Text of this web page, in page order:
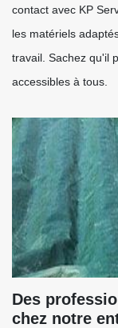
contact avec KP
les matériels
travail. Sachez qu'il
accessibles à tous.
Des
chez notre